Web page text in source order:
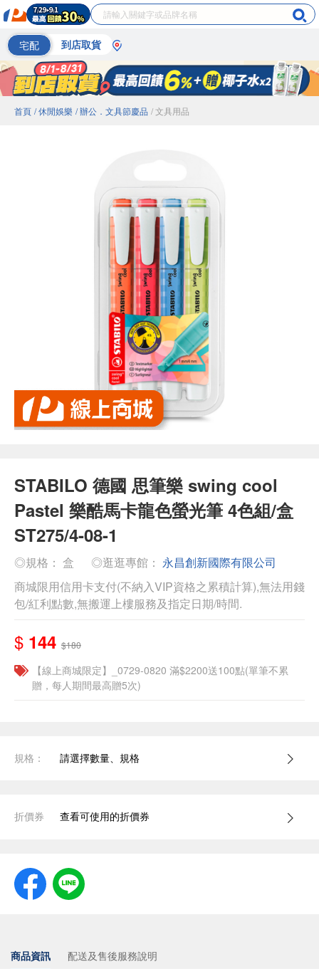
宅配 到店取貨
首頁 / 休閒娛樂 / 辦公．文具節慶品 / 文具用品
STABILO 德國 思筆樂 swing cool
Pastel 樂酷馬卡龍色螢光筆 4色組/盒
ST275/4-08-1
◎規格： 盒 ◎逛逛專館： 永昌創新國際有限公司
商城限用信用卡支付(不納入VIP資格之累積計算),無法用錢
包/紅利點數,無搬運上樓服務及指定日期/時間.
$ 144 $180
【線上商城限定】_0729-0820 滿$2200送100點(單筆不累
贈，每人期間最高贈5次)
規格： 請選擇數量、規格
折價券 查看可使用的折價券
商品資訊 配送及售後服務說明